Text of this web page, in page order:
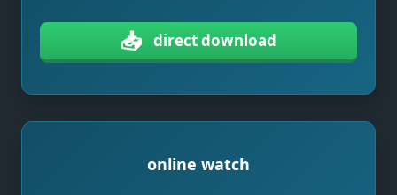
📥 direct download
online watch